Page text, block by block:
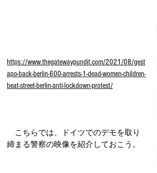
https://www.thegatewaypundit.com/2021/08/gest
apo-back-berlin-600-arrests-1-dead-women-children-
beat-street-berlin-anti-lockdown-protest/
こちらでは、ドイツでのデモを取り
締まる警察の映像を紹介しておこう。